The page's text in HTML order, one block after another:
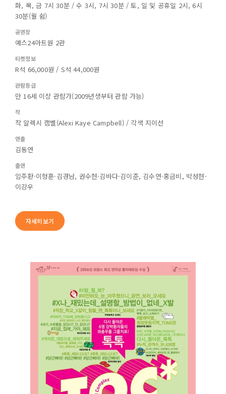
화, 목, 금 7시 30분 / 수 3시, 7시 30분 / 토, 일 및 공휴일 2시, 6시
30분(월 쉼)
공연장
예스24아트원 2관
티켓정보
R석 66,000원 / S석 44,000원
관람등급
만 16세 이상 관람가(2009년생부터 관람 가능)
작
작 알렉시 캠벨(Alexi Kaye Campbell) / 각색 지이선
연출
김동연
출연
임주환·이형훈·김경남, 권수현·김바다·김이준, 김수연·홍금비, 박성현·
이강우
자세히보기